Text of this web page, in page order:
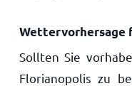
Wettervorhersage
Sollten Sie
Florianopolis zu